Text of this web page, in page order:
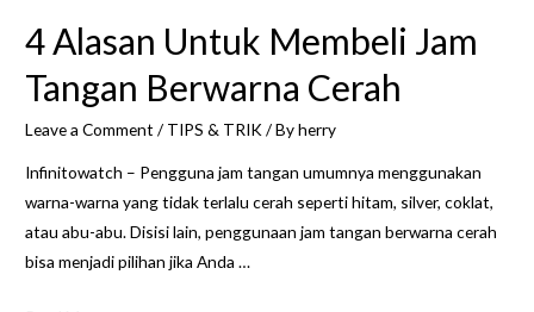
Breguet
4 Alasan Untuk Membeli Jam
Tangan Berwarna Cerah
Leave a Comment / TIPS & TRIK/ Byherry
Infinitowatch – Pengguna jam tangan umumnya menggunakan
warna-warna yang tidak terlalu cerah seperti hitam, silver, coklat,
atau abu-abu. Disisi lain, penggunaan jam tangan berwarna cerah
bisa menjadi pilihan jika Anda …